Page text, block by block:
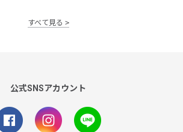
すべて見る
公式SNSアカウント